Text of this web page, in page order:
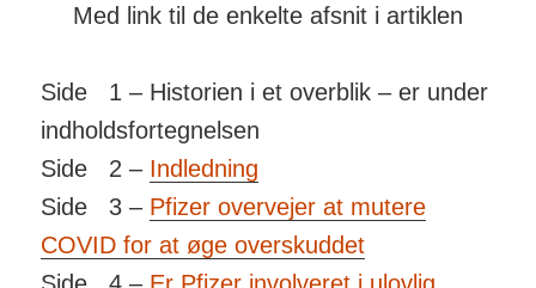
Med link til de enkelte afsnit i artiklen
Side 1 – Historien i et overblik – er under
ind­holds­for­teg­nelsen
Side 2 – Indledning
Side 3 – Pfizer overvejer at mutere
COVID for at øge overskuddet